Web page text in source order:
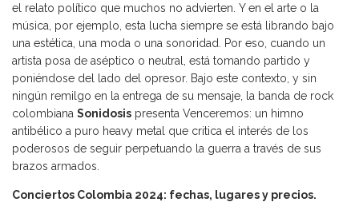
el relato político que muchos no advierten. Y en el arte o la
música, por ejemplo, esta lucha siempre se está librando bajo
una estética, una moda o una sonoridad. Por eso, cuando un
artista posa de aséptico o neutral, está tomando partido y
poniéndose del lado del opresor. Bajo este contexto, y sin
ningún remilgo en la entrega de su mensaje, la banda de rock
colombiana Sonidosis presenta Venceremos: un himno
antibélico a puro heavy metal que critica el interés de los
poderosos de seguir perpetuando la guerra a través de sus
brazos armados.
Conciertos Colombia 2024: fechas, lugares y precios.